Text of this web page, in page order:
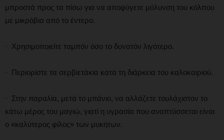
μπροστά προς τα πίσω για να αποφύγετε μόλυνση του κόλπου
με μικρόβια από το έντερο.
· Χρησιμοποιείτε ταμπόν όσο το δυνατόν λιγότερο.
· Περιορίστε τα σερβιετάκια κατά τη διάρκεια του καλοκαιριού.
· Στην παραλία, μετά το μπάνιο, να αλλάζετε τουλάχιστον το
κάτω μέρος του μαγιώ, γιατί η υγρασία που αναπτύσσεται είναι
ο «καλύτερος φίλος» των μυκήτων.